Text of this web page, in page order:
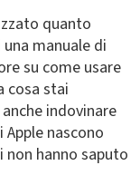
quanto
manuale di
su come usare
cosa stai
indovinare
nascono
hanno saputo